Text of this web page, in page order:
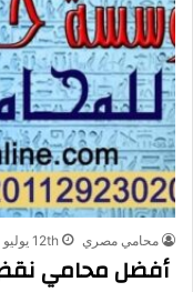
محامي مصري 12th يوليو 2023
أفضل محامي